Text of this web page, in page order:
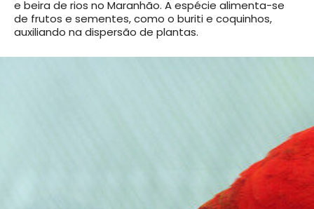
e beira de rios no Maranhão. A espécie alimenta-se
de frutos e sementes, como o buriti e coquinhos,
auxiliando na dispersão de plantas.